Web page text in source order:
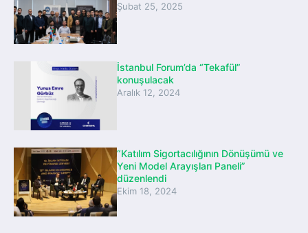
Şubat 25, 2025
İstanbul Forum’da “Tekafül”
konuşulacak
Aralık 12, 2024
“Katılım Sigortacılığının Dönüşümü ve
Yeni Model Arayışları Paneli”
düzenlendi
Ekim 18, 2024